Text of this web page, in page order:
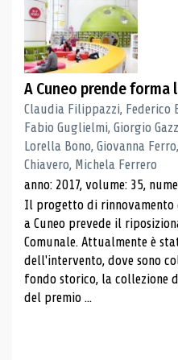
A Cuneo prende
Claudia Filippazzi, Federico
Fabio Guglielmi, Giorgio
Lorella Bono, Giovanna
Chiavero, Michela Ferrero
anno: 2017, volume: 35,
Il progetto di rinnovamento
a Cuneo prevede il
Comunale. Attualmente è
dell'intervento, dove sono
fondo storico, la collezione
del premio ...